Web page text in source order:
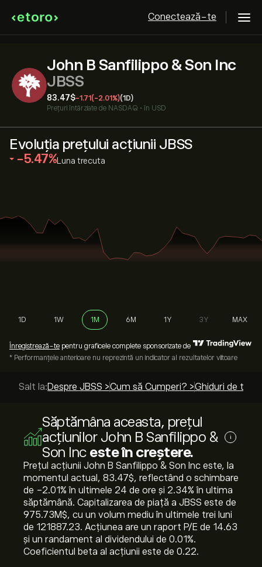
Conectează-te
John B Sanfilippo & Son Inc
JBSS
83.47‎$‎-1.71 (-2.01%)(1D)
Prețuri întârziate de NASDAQ • în USD
Evoluția prețului acțiunii JBSS
‎-5.47‎ Luna trecuta
1D 1W 1M 6M 1Y 3Y MAX
Înregistrează-te pentru graficele complete sponsorizate de
* Performanțele anterioare nu reprezintă un indicator al rezultatelor viitoare
Salt la:Despre JBSS >Cum să Cumperi? >Ghiduri de top >
Săptămâna aceasta, prețul
acțiunilor John B Sanfilippo &
Son Inc este în creștere.
i
Prețul acțiunii John B Sanfilippo & Son Inc este, la
momentul actual, 83.47‎$‎, reflectând o schimbare
de ‎-2.01‎% în ultimele 24 de ore și ‎2.34‎% în ultima
săptămână. Capitalizarea de piață a JBSS este de
975.73M‎$‎, cu un volum mediu în ultimele trei luni
de 121887.23. Acțiunea are un raport P/E de 14.63
și un randament al dividendului de 0.01%.
Coeficientul beta al acțiunii este de 0.22.